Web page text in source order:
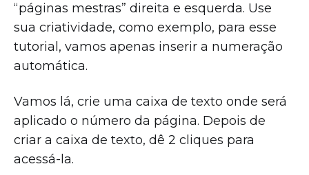
“páginas mestras” direita e esquerda. Use
sua criatividade, como exemplo, para esse
tutorial, vamos apenas inserir a numeração
automática.
Vamos lá, crie uma caixa de texto onde será
aplicado o número da página. Depois de
criar a caixa de texto, dê 2 cliques para
acessá-la.